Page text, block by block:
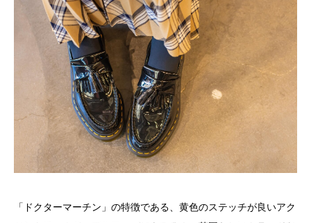
「ドクターマーチン」の特徴である、黄色のステッチが良いアク